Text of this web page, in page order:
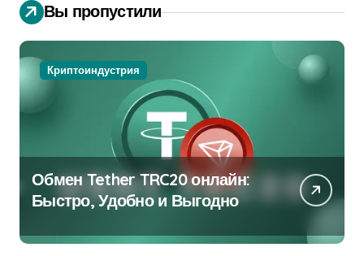
Вы пропустили
Криптоиндустрия
Обмен Tether TRC20 онлайн:
Быстро, Удобно и Выгодно